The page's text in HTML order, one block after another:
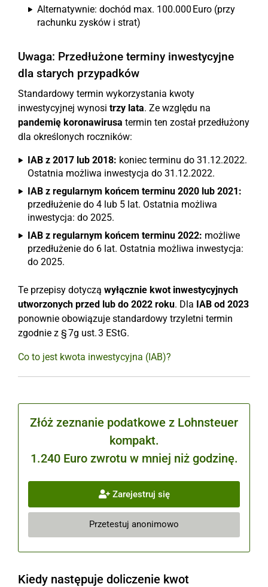
Alternatywnie: dochód max. 100.000 Euro (przy
rachunku zysków i strat)
Uwaga: Przedłużone terminy inwestycyjne
dla starych przypadków
Standardowy termin wykorzystania kwoty
inwestycyjnej wynosi trzy lata. Ze względu na
pandemię koronawirusa termin ten został przedłużony
dla określonych roczników:
IAB z 2017 lub 2018: koniec terminu do 31.12.2022.
Ostatnia możliwa inwestycja do 31.12.2022.
IAB z regularnym końcem terminu 2020 lub 2021:
przedłużenie do 4 lub 5 lat. Ostatnia możliwa
inwestycja: do 2025.
IAB z regularnym końcem terminu 2022: możliwe
przedłużenie do 6 lat. Ostatnia możliwa inwestycja:
do 2025.
Te przepisy dotyczą wyłącznie kwot inwestycyjnych
utworzonych przed lub do 2022 roku. Dla IAB od 2023
ponownie obowiązuje standardowy trzyletni termin
zgodnie z § 7g ust. 3 EStG.
Co to jest kwota inwestycyjna (IAB)?
Złóż zeznanie podatkowe z Lohnsteuer
kompakt.
1.240 Euro zwrotu w mniej niż godzinę.
Zarejestruj się
Przetestuj anonimowo
Kiedy następuje doliczenie kwot